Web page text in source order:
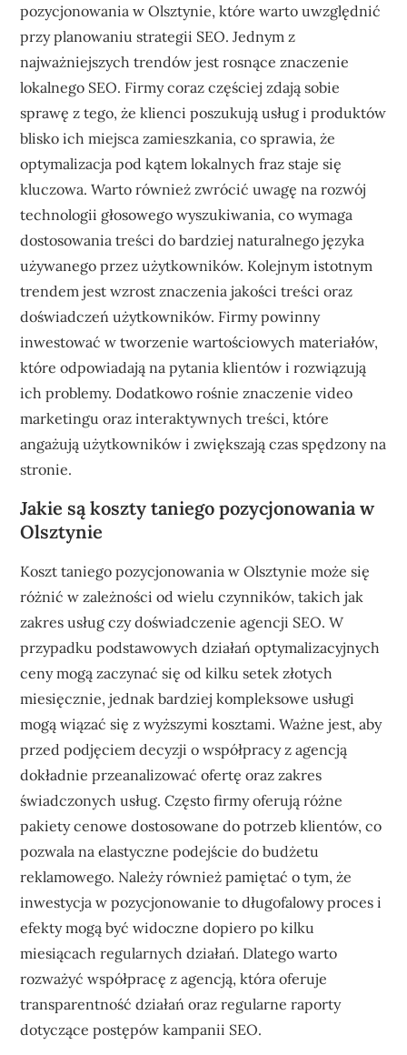
pozycjonowania w Olsztynie, które warto uwzględnić
przy planowaniu strategii SEO. Jednym z
najważniejszych trendów jest rosnące znaczenie
lokalnego SEO. Firmy coraz częściej zdają sobie
sprawę z tego, że klienci poszukują usług i produktów
blisko ich miejsca zamieszkania, co sprawia, że
optymalizacja pod kątem lokalnych fraz staje się
kluczowa. Warto również zwrócić uwagę na rozwój
technologii głosowego wyszukiwania, co wymaga
dostosowania treści do bardziej naturalnego języka
używanego przez użytkowników. Kolejnym istotnym
trendem jest wzrost znaczenia jakości treści oraz
doświadczeń użytkowników. Firmy powinny
inwestować w tworzenie wartościowych materiałów,
które odpowiadają na pytania klientów i rozwiązują
ich problemy. Dodatkowo rośnie znaczenie video
marketingu oraz interaktywnych treści, które
angażują użytkowników i zwiększają czas spędzony na
stronie.
Jakie są koszty taniego pozycjonowania w
Olsztynie
Koszt taniego pozycjonowania w Olsztynie może się
różnić w zależności od wielu czynników, takich jak
zakres usług czy doświadczenie agencji SEO. W
przypadku podstawowych działań optymalizacyjnych
ceny mogą zaczynać się od kilku setek złotych
miesięcznie, jednak bardziej kompleksowe usługi
mogą wiązać się z wyższymi kosztami. Ważne jest, aby
przed podjęciem decyzji o współpracy z agencją
dokładnie przeanalizować ofertę oraz zakres
świadczonych usług. Często firmy oferują różne
pakiety cenowe dostosowane do potrzeb klientów, co
pozwala na elastyczne podejście do budżetu
reklamowego. Należy również pamiętać o tym, że
inwestycja w pozycjonowanie to długofalowy proces i
efekty mogą być widoczne dopiero po kilku
miesiącach regularnych działań. Dlatego warto
rozważyć współpracę z agencją, która oferuje
transparentność działań oraz regularne raporty
dotyczące postępów kampanii SEO.